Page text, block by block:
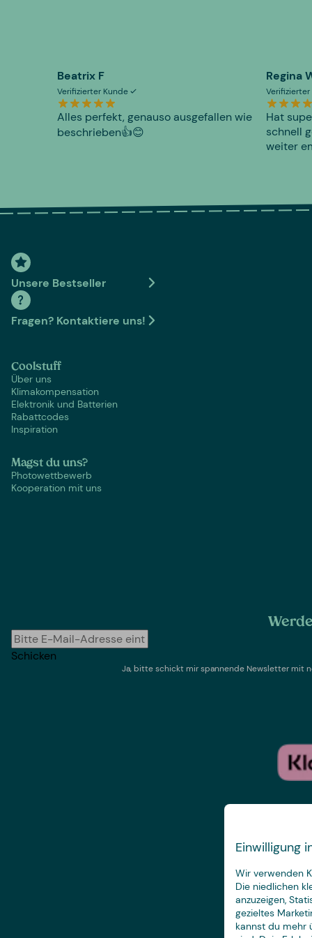
Einwilligung
Wir verwenden
Die niedlichen
anzuzeigen,
gezieltes
kannst du mehr
Beatrix F
Verifizierter Kunde
Alles perfekt, genauso ausgefallen wie
beschrieben👍😊
Regina
Hat
schnell
weiter
Unsere Bestseller
Fragen? Kontaktiere uns!
Coolstuff
Über uns
Klimakompensation
Elektronik und Batterien
Rabattcodes
Inspiration
Magst du uns?
Photowettbewerb
Kooperation mit uns
Schicken
Ja, bitte schickt mir spannende Newsletter mit